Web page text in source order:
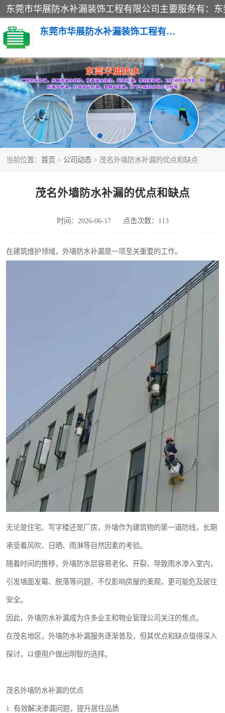
东莞市华展防水补漏装饰工程有限公司
当前位置： 首页 > 公司动态 > 茂名外墙防水补漏的优点和缺点
茂名外墙防水补漏的优点和缺点
时间：2026-06-17 点击次数：113
在建筑维护领域，外墙防水补漏是一项至关重要的工作。
无论是住宅、写字楼还是厂房，外墙作为建筑物的第一道防线，长期
承受着风吹、日晒、雨淋等自然因素的考验。
随着时间的推移，外墙防水层容易老化、开裂，导致雨水渗入室内，
引发墙面发霉、脱落等问题，不仅影响房屋的美观，更可能危及居住
安全。
因此，外墙防水补漏成为许多业主和物业管理公司关注的焦点。
在茂名地区，外墙防水补漏服务逐渐普及，但其优点和缺点值得深入
探讨，以便用户做出明智的选择。
茂名外墙防水补漏的优点
1. 有效解决渗漏问题，提升居住品质
楼面防水补漏
阳台卫生间防水补漏
金属房搭建及补漏